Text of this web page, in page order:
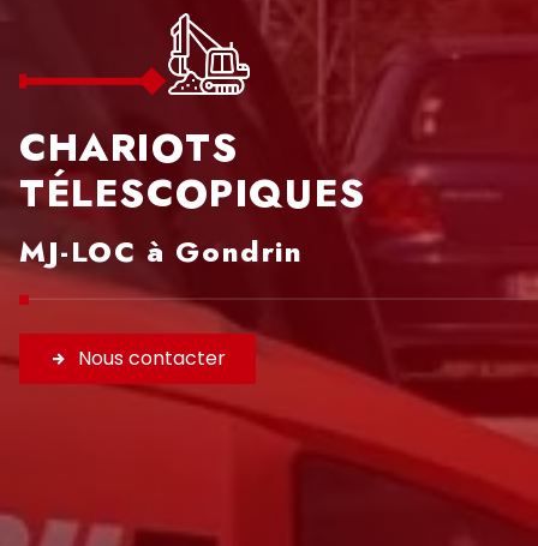
CHARIOTS
TÉLESCOPIQUES
MJ-LOC à Gondrin
Nous contacter
HORAIRES